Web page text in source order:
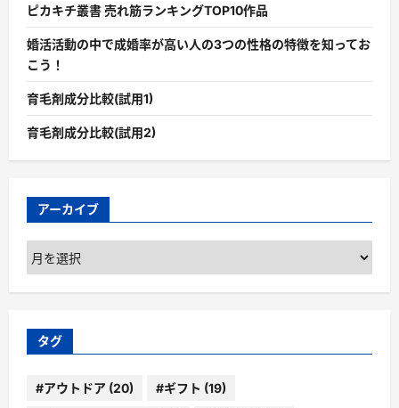
ピカキチ叢書 売れ筋ランキングTOP10作品
婚活活動の中で成婚率が高い人の3つの性格の特徴を知ってお
こう！
育毛剤成分比較(試用1)
育毛剤成分比較(試用2)
アーカイブ
ア
ー
カ
ブ
タグ
#アウトドア (20) #ギフト (19)